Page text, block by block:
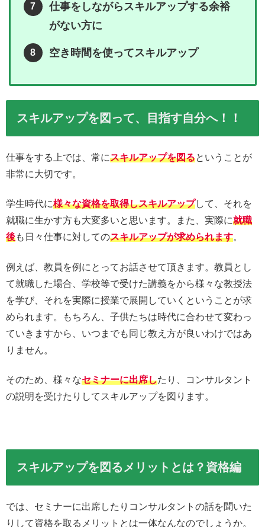
仕事をしながらスキルアップする余裕
がない方に
空き時間を使ってスキルアップ
スキルアップを図って、目指す自分へ！！
仕事をする上では、常にスキルアップを図るということが
非常に大切です。
学生時代に様々な資格を取得しスキルアップして、それを
就職に生かす方も大変多いと思います。また、実際に就職
後も日々仕事に対してのスキルアップが求められます。
例えば、教員を例にとってお話させて頂きます。教員とし
て就職した場合、学校等で受けた講義をから様々な教授法
を学び、それを実際に授業で展開していくということが求
められます。もちろん、子供たちは時代に合わせて変わっ
ていきますから、いつまでも同じ教え方が良いわけではあ
りません。
そのため、様々なセミナーに出席したり、コンサルタント
の説明を受けたりしてスキルアップを図ります。
スキルアップを図るメリットとは？資格編
では、セミナーに出席したりコンサルタントの話を聞いた
りして資格を取るメリットとは一体なんなのでしょうか。